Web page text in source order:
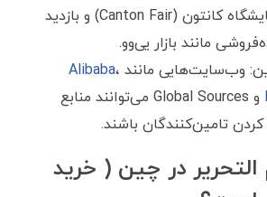
تجاری مانند نمایشگاه کانتون (Canton Fair) و بازدید
مانند بازار یی‌وو.
وب‌سایت‌هایی مانند Alibaba،
و Global Sources می‌توانند منابع
کردن تامین‌کنندگان باشند.
در چین ( خرید